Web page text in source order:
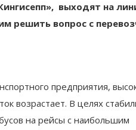
выходят на
решить вопрос с
предприятия,
возрастает. В целях
на рейсы с наибольшим